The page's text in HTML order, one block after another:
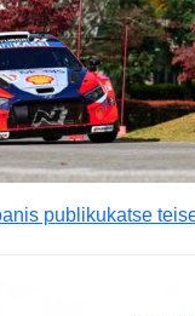
publikukatse